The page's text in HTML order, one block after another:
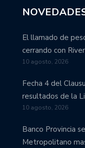
El llamado de
cerrando con River
10 agosto, 2026
Fecha 4 del
resultados de la
10 agosto, 2026
Banco Provincia
Metropolitano